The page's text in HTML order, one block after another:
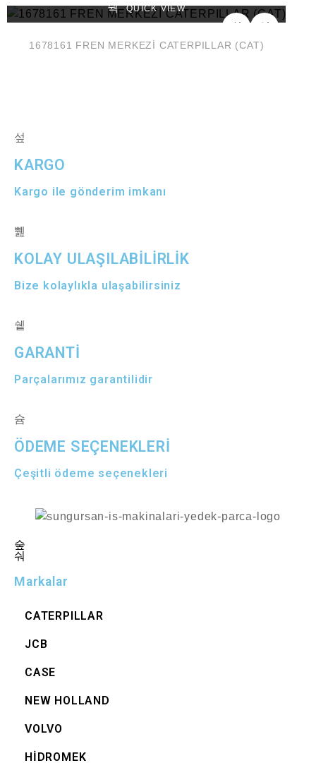
QUICK VIEW
1678161 FREN MERKEZİ CATERPILLAR (CAT)
KARGO
Kargo ile gönderim imkanı
KOLAY ULAŞILABİLİRLİK
Bize kolaylıkla ulaşabilirsiniz
GARANTİ
Parçalarımız garantilidir
ÖDEME SEÇENEKLERİ
Çeşitli ödeme seçenekleri
Markalar
CATERPILLAR
JCB
CASE
NEW HOLLAND
VOLVO
HİDROMEK